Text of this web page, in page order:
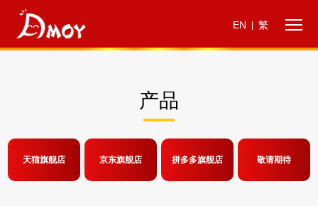
EN 繁
产品
天猫旗舰店 京东旗舰店 拼多多旗舰店 敬请期待